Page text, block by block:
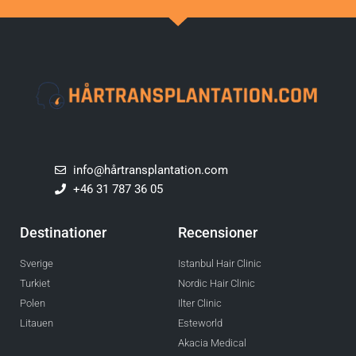
info@hårtransplantation.com
+46 31 787 36 05
Destinationer
Sverige
Turkiet
Polen
Litauen
Recensioner
Istanbul Hair Clinic
Nordic Hair Clinic
Ilter Clinic
Esteworld
Akacia Medical